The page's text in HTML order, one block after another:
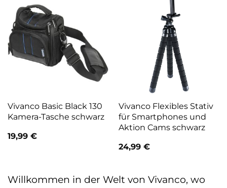
Vivanco Basic Black 130
Kamera-Tasche schwarz
19,99 €
Vivanco Flexibles Stativ
für Smartphones und
Aktion Cams schwarz
24,99 €
Willkommen in der Welt von Vivanco, wo